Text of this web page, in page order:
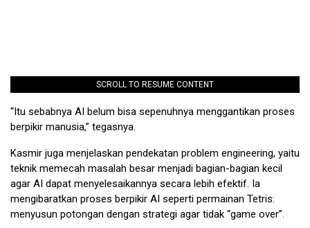
SCROLL TO RESUME CONTENT
“Itu sebabnya AI belum bisa sepenuhnya menggantikan proses
berpikir manusia,” tegasnya.
Kasmir juga menjelaskan pendekatan problem engineering, yaitu
teknik memecah masalah besar menjadi bagian-bagian kecil
agar AI dapat menyelesaikannya secara lebih efektif. Ia
mengibaratkan proses berpikir AI seperti permainan Tetris:
menyusun potongan dengan strategi agar tidak “game over”.